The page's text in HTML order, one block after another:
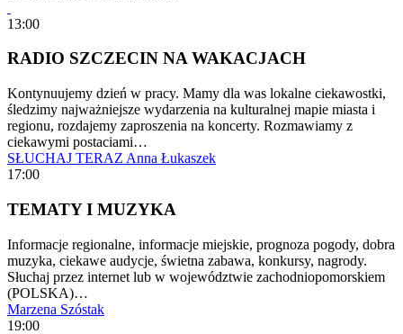
13:00
RADIO SZCZECIN NA WAKACJACH
Kontynuujemy dzień w pracy. Mamy dla was lokalne ciekawostki,
śledzimy najważniejsze wydarzenia na kulturalnej mapie miasta i
regionu, rozdajemy zaproszenia na koncerty. Rozmawiamy z
ciekawymi postaciami…
SŁUCHAJ TERAZ Anna Łukaszek
17:00
TEMATY I MUZYKA
Informacje regionalne, informacje miejskie, prognoza pogody, dobra
muzyka, ciekawe audycje, świetna zabawa, konkursy, nagrody.
Słuchaj przez internet lub w województwie zachodniopomorskiem
(POLSKA)…
Marzena Szóstak
19:00